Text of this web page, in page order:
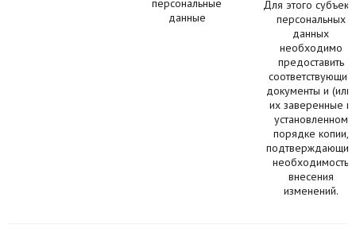
персональные
данные
Для этого
персональных
данных
необходимо
предоставить
соответствующие
документы и (или)
их заверенные в
установленном
порядке копии,
подтверждающие
необходимость
внесения
изменений.